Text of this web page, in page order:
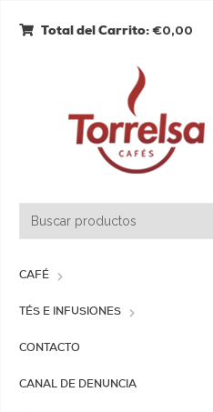
Total del Carrito: €0,00
CAFÉ
TÉS E INFUSIONES
CONTACTO
CANAL DE DENUNCIA